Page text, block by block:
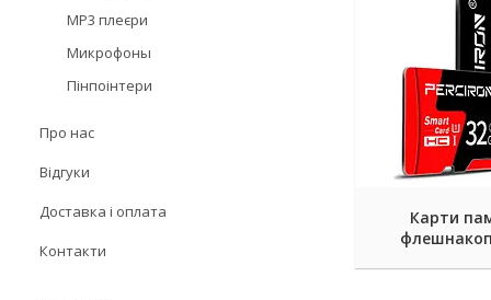
Карти
MP3 плеєри
Микрофоны
Пінпоінтери
Про нас
Відгуки
Доставка і оплата
Контакти